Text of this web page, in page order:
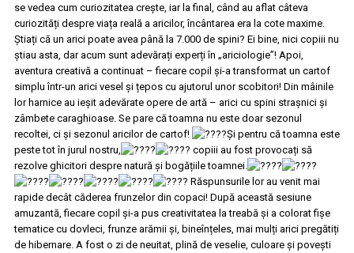
se vedea cum curiozitatea crește, iar la final, când au aflat câteva
curiozități despre viața reală a aricilor, încântarea era la cote maxime.
Știați că un arici poate avea până la 7.000 de spini? Ei bine, nici copiii nu
știau asta, dar acum sunt adevărați experți în „ariciologie”! Apoi,
aventura creativă a continuat – fiecare copil și-a transformat un cartof
simplu într-un arici vesel și țepos cu ajutorul unor scobitori! Din mâinile
lor harnice au ieșit adevărate opere de artă – arici cu spini strașnici și
zâmbete caraghioase. Se pare că toamna nu este doar sezonul
recoltei, ci și sezonul aricilor de cartof!
Și pentru că toamna este
peste tot în jurul nostru,
copiii au fost provocați să
rezolve ghicitori despre natură și bogățiile toamnei.
Răspunsurile lor au venit mai
rapide decât căderea frunzelor din copaci! După această sesiune
amuzantă, fiecare copil și-a pus creativitatea la treabă și a colorat fișe
tematice cu dovleci, frunze arămii și, bineînțeles, mai mulți arici pregătiți
de hibernare. A fost o zi de neuitat, plină de veselie, culoare și povești